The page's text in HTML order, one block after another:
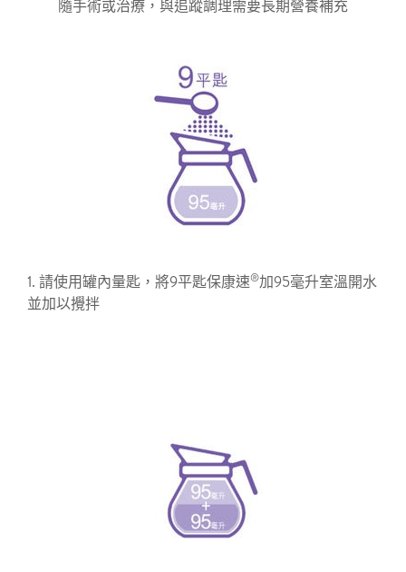
隨手術或治療，與追蹤調理需要長期營養補充
1. 請使用罐內量匙，將9平匙保康速®加95毫升室溫開水
並加以攪拌